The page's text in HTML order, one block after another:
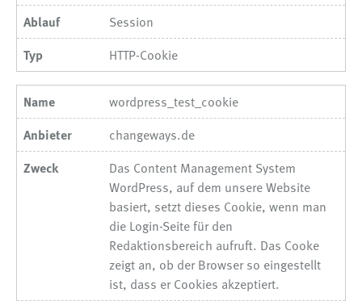
Session
HTTP-Cookie
wordpress_test_cookie
changeways.de
Das Content Management System
WordPress, auf dem unsere Website
basiert, setzt dieses Cookie, wenn man
die Login-Seite für den
Redaktionsbereich aufruft. Das Cooke
zeigt an, ob der Browser so eingestellt
ist, dass er Cookies akzeptiert.